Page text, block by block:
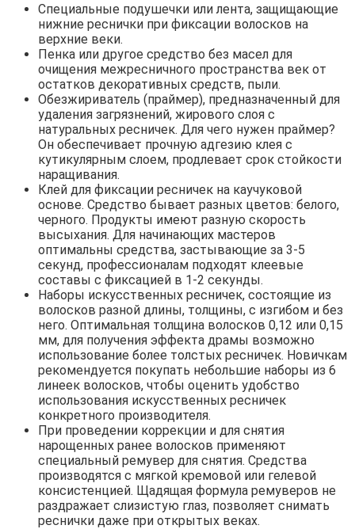
Специальные подушечки или лента, защищающие
нижние реснички при фиксации волосков на
верхние веки.
Пенка или другое средство без масел для
очищения межресничного пространства век от
остатков декоративных средств, пыли.
Обезжириватель (праймер), предназначенный для
удаления загрязнений, жирового слоя с
натуральных ресничек. Для чего нужен праймер?
Он обеспечивает прочную адгезию клея с
кутикулярным слоем, продлевает срок стойкости
наращивания.
Клей для фиксации ресничек на каучуковой
основе. Средство бывает разных цветов: белого,
черного. Продукты имеют разную скорость
высыхания. Для начинающих мастеров
оптимальны средства, застывающие за 3-5
секунд, профессионалам подходят клеевые
составы с фиксацией в 1-2 секунды.
Наборы искусственных ресничек, состоящие из
волосков разной длины, толщины, с изгибом и без
него. Оптимальная толщина волосков 0,12 или 0,15
мм, для получения эффекта драмы возможно
использование более толстых ресничек. Новичкам
рекомендуется покупать небольшие наборы из 6
линеек волосков, чтобы оценить удобство
использования искусственных ресничек
конкретного производителя.
При проведении коррекции и для снятия
нарощенных ранее волосков применяют
специальный ремувер для снятия. Средства
производятся с мягкой кремовой или гелевой
консистенцией. Щадящая формула ремуверов не
раздражает слизистую глаз, позволяет снимать
реснички даже при открытых веках.